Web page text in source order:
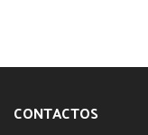
CONTACTOS